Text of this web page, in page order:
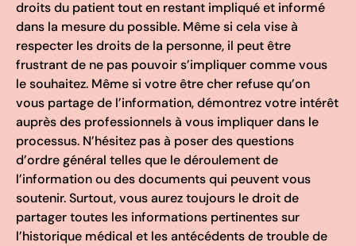
droits du patient tout en restant impliqué et informé
dans la mesure du possible. Même si cela vise à
respecter les droits de la personne, il peut être
frustrant de ne pas pouvoir s’impliquer comme vous
le souhaitez. Même si votre être cher refuse qu’on
vous partage de l’information, démontrez votre intérêt
auprès des professionnels à vous impliquer dans le
processus. N’hésitez pas à poser des questions
d’ordre général telles que le déroulement de
l’information ou des documents qui peuvent vous
soutenir. Surtout, vous aurez toujours le droit de
partager toutes les informations pertinentes sur
l’historique médical et les antécédents de trouble de